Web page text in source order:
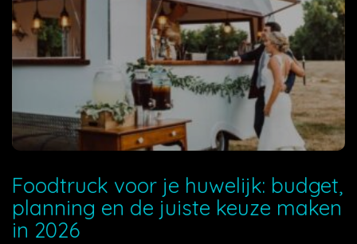
Foodtruck voor je huwelijk: budget,
planning en de juiste keuze maken
in 2026